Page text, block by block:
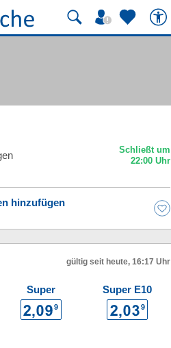
hinzufügen
gültig seit heute, 16:17 Uhr
Super Super E10